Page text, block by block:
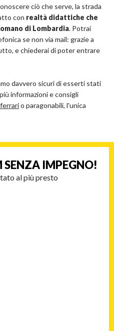
ciò che serve, la strada
con realtà didattiche che
di Lombardia. Potrai
se non via mail: grazie a
e chiederai di poter entrare
davvero sicuri di esserti stati
informazioni e consigli
o paragonabili, l'unica
SENZA IMPEGNO!
al più presto